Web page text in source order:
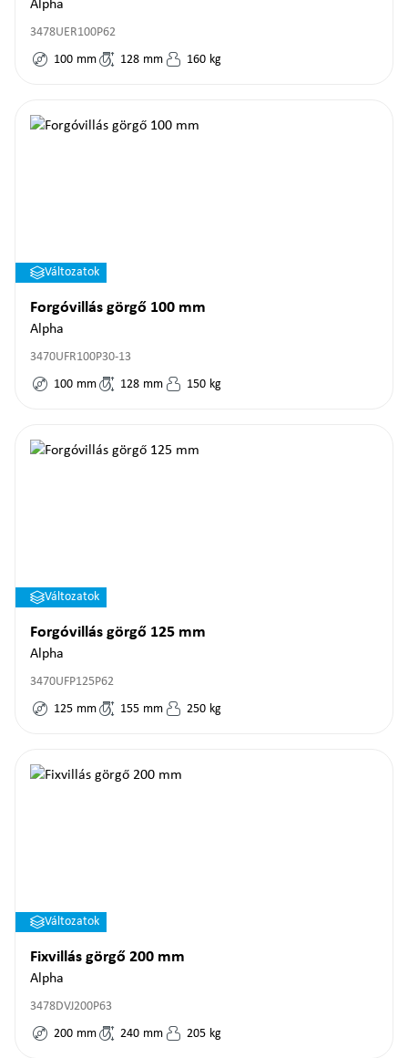
Alpha
3478UER100P62
100 mm 128 mm 160 kg
Változatok
Forgóvillás görgő 100 mm
Alpha
3470UFR100P30-13
100 mm 128 mm 150 kg
Változatok
Forgóvillás görgő 125 mm
Alpha
3470UFP125P62
125 mm 155 mm 250 kg
Változatok
Fixvillás görgő 200 mm
Alpha
3478DVJ200P63
200 mm 240 mm 205 kg